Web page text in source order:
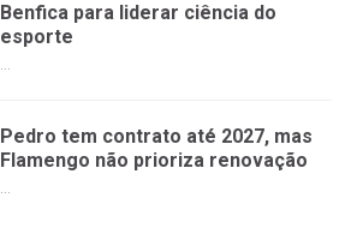
Benfica para liderar ciência do
esporte
...
Pedro tem contrato até 2027, mas
Flamengo não prioriza renovação
...